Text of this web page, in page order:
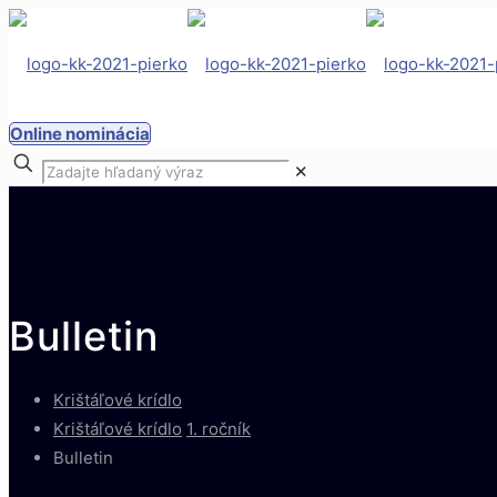
Online nominácia
✕
Bulletin
Krištáľové krídlo
Krištáľové krídlo 1. ročník
Bulletin